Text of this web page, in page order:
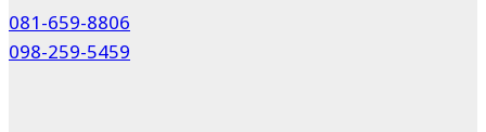
081-659-8806
098-259-5459